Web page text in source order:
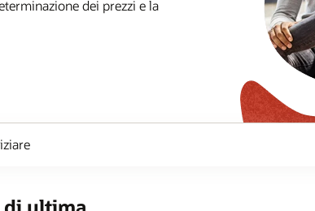
dei prezzi e la